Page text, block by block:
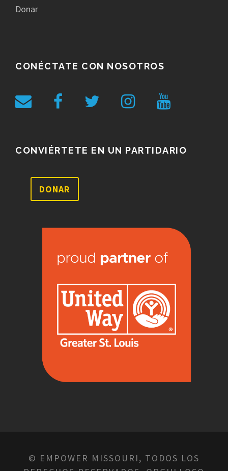
Donar
CONÉCTATE CON NOSOTROS
CONVIÉRTETE EN UN PARTIDARIO
DONAR
© EMPOWER MISSOURI, TODOS LOS